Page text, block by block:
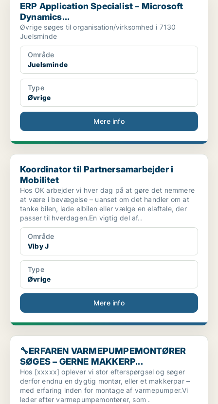
ERP Application Specialist – Microsoft
Dynamics...
Øvrige søges til organisation/virksomhed i 7130
Juelsminde
Område
Juelsminde
Type
Øvrige
Mere info
Koordinator til Partnersamarbejder i Mobilitet
Koordinator til Partnersamarbejder i
Mobilitet
Hos OK arbejder vi hver dag på at gøre det nemmere
at være i bevægelse – uanset om det handler om at
tanke bilen, lade elbilen eller vælge en elaftale, der
passer til hverdagen.En vigtig del af..
Område
Viby J
Type
Øvrige
Mere info
🔧ERFAREN VARMEPUMPEMONTØRER SØGES – GERNE
🔧ERFAREN VARMEPUMPEMONTØRER
SØGES – GERNE MAKKERP...
Hos [xxxxx] oplever vi stor efterspørgsel og søger
derfor endnu en dygtig montør, eller et makkerpar –
med erfaring inden for montage af varmepumper.Vi
leder efter varmepumpemontører, som .